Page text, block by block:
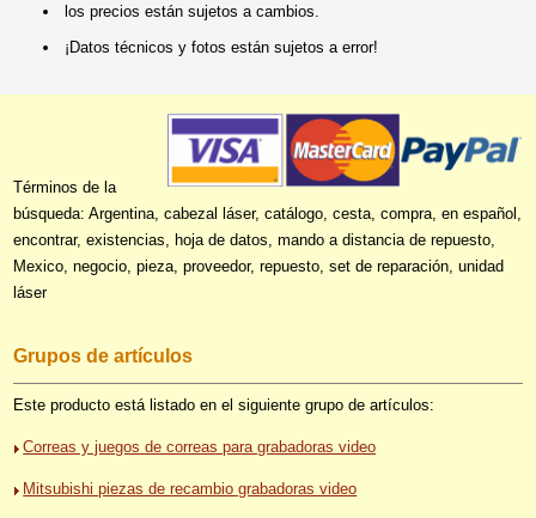
los precios están sujetos a cambios.
¡Datos técnicos y fotos están sujetos a error!
Términos de la
búsqueda: Argentina, cabezal láser, catálogo, cesta, compra, en español,
encontrar, existencias, hoja de datos, mando a distancia de repuesto,
Mexico, negocio, pieza, proveedor, repuesto, set de reparación, unidad
láser
Grupos de artículos
Este producto está listado en el siguiente grupo de artículos:
Correas y juegos de correas para grabadoras video
Mitsubishi piezas de recambio grabadoras video